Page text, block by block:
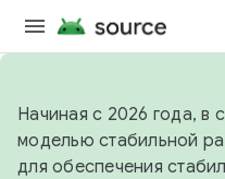
Начиная с 2026 года, в
моделью стабильной
для обеспечения